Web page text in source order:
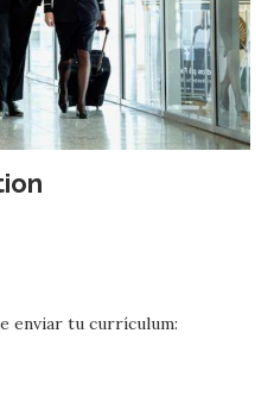
enviar tu currículum: